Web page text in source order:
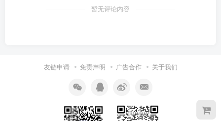
暂无评论内容
友链申请 免责声明 广告合作 关于我们